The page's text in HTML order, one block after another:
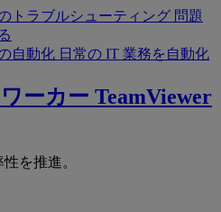
トラブルシューティング 問題
自動化 日常の IT 業務を自動化
ーカー TeamViewer
を推進。